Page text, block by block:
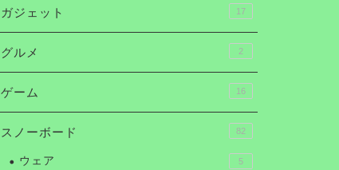
ガジェット 17
グルメ 2
ゲーム 16
スノーボード 82
ウェア 5